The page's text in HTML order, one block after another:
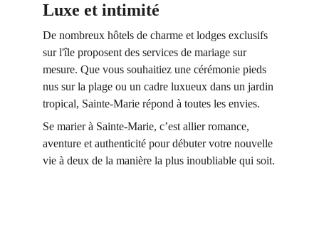
Luxe et intimité
De nombreux hôtels de charme et lodges exclusifs
sur l'île proposent des services de mariage sur
mesure. Que vous souhaitiez une cérémonie pieds
nus sur la plage ou un cadre luxueux dans un jardin
tropical, Sainte-Marie répond à toutes les envies.
Se marier à Sainte-Marie, c’est allier romance,
aventure et authenticité pour débuter votre nouvelle
vie à deux de la manière la plus inoubliable qui soit.